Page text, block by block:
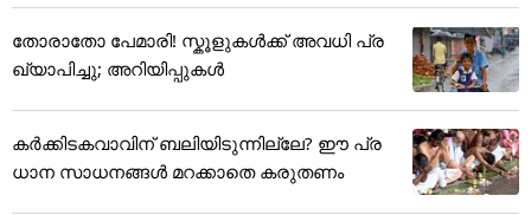
തോരാതോ പേമാരി! സ്കൂളുകൾക്ക് അവധി പ്ര
ഖ്യാപിച്ചു; അറിയിപ്പുകൾ
കർക്കിടകവാവിന് ബലിയിടുന്നില്ലേ? ഈ പ്ര
ധാന സാധനങ്ങൾ മറക്കാതെ കരുതണം